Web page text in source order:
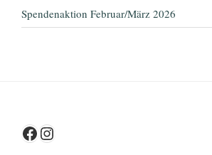
Spendenaktion Februar/März 2026
Facebook
Instagram